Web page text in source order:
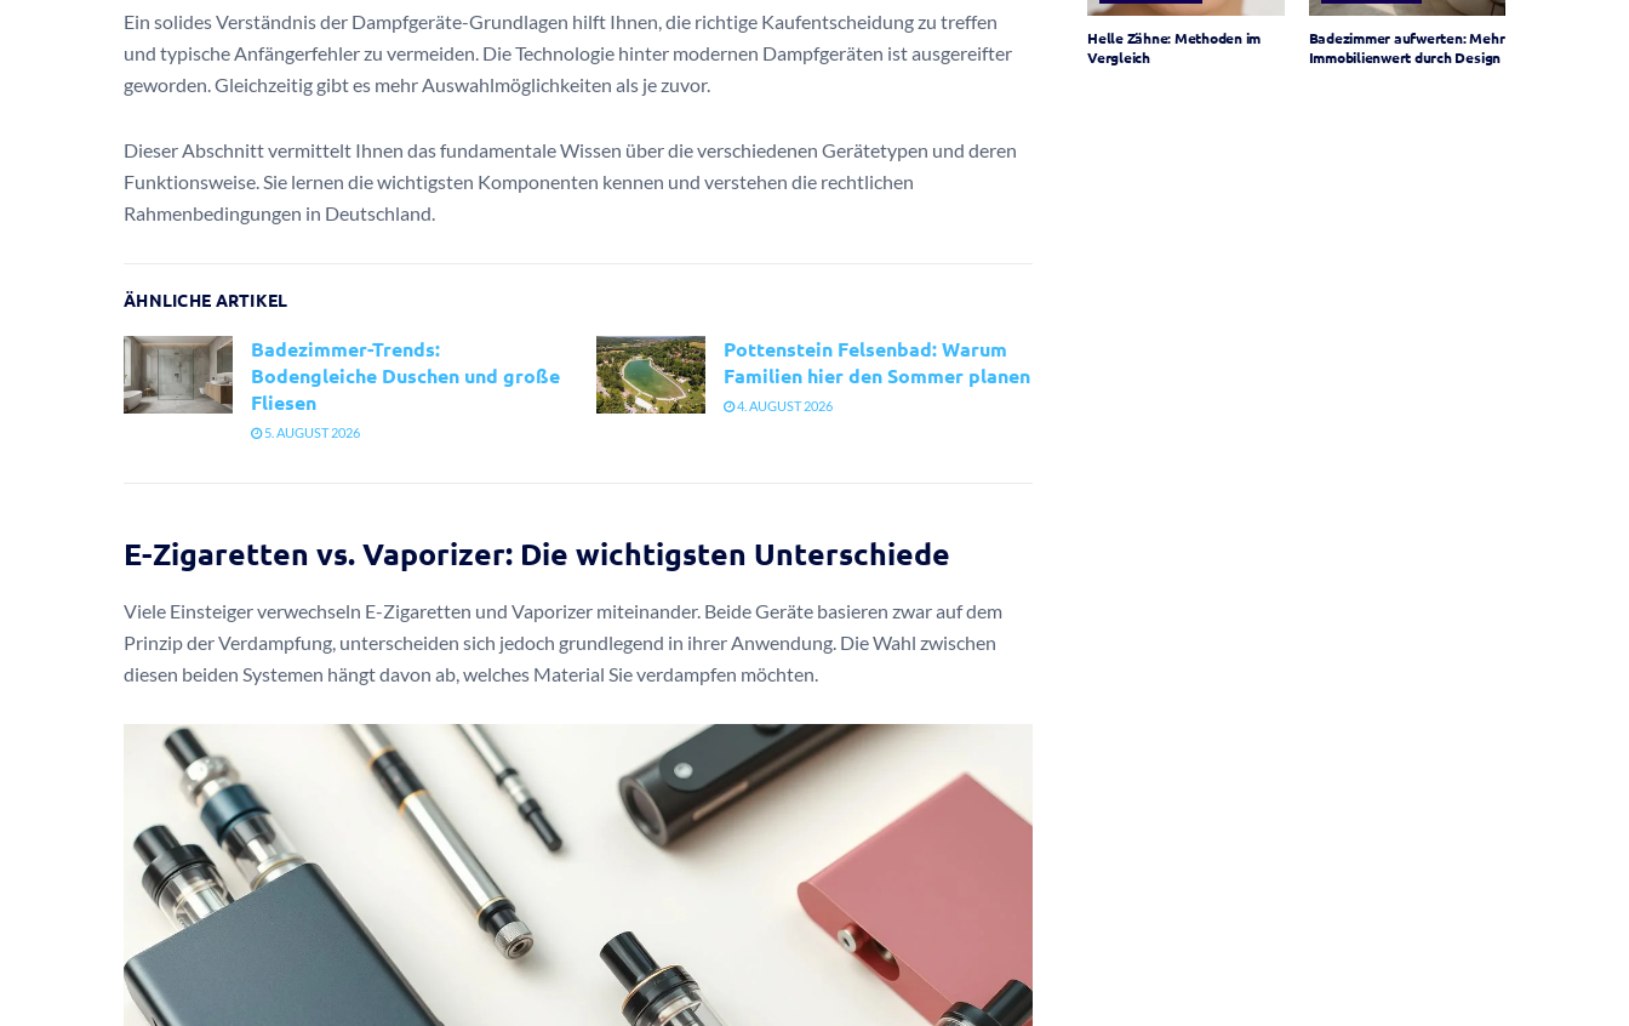
Ein solides Verständnis der Dampfgeräte-Grundlagen hilft Ihnen, die richtige Kaufentscheidung zu treffen
und typische Anfängerfehler zu vermeiden. Die Technologie hinter modernen Dampfgeräten ist ausgereifter
geworden. Gleichzeitig gibt es mehr Auswahlmöglichkeiten als je zuvor.
Dieser Abschnitt vermittelt Ihnen das fundamentale Wissen über die verschiedenen Gerätetypen und deren
Funktionsweise. Sie lernen die wichtigsten Komponenten kennen und verstehen die rechtlichen
Rahmenbedingungen in Deutschland.
ÄHNLICHE ARTIKEL
Badezimmer-Trends:
Bodengleiche Duschen und große
Fliesen
5. AUGUST 2026
Pottenstein Felsenbad: Warum
Familien hier den Sommer planen
4. AUGUST 2026
E-Zigaretten vs. Vaporizer: Die wichtigsten Unterschiede
Viele Einsteiger verwechseln E-Zigaretten und Vaporizer miteinander. Beide Geräte basieren zwar auf dem
Prinzip der Verdampfung, unterscheiden sich jedoch grundlegend in ihrer Anwendung. Die Wahl zwischen
diesen beiden Systemen hängt davon ab, welches Material Sie verdampfen möchten.
Helle Zähne: Methoden im
Vergleich
Badezimmer aufwerten: Mehr
Immobilienwert durch Design